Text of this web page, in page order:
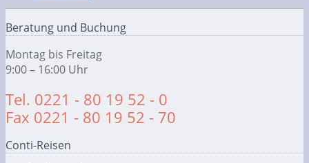
Beratung und Buchung
Montag bis Freitag
9:00 – 16:00 Uhr
Tel. 0221 - 80 19 52 - 0
Fax 0221 - 80 19 52 - 70
Conti-Reisen